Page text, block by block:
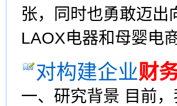
张，同时也勇敢迈出
LAOX电器和母婴电
对构建企业财
一、研究背景 目前